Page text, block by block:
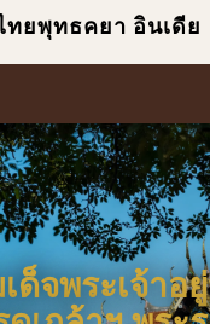
ทยพุทธคยา อินเดีย
ด็จพระเจ้าอ